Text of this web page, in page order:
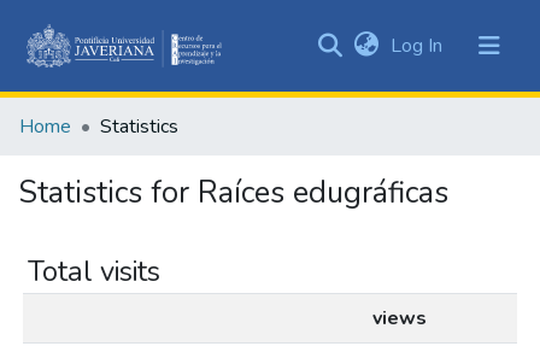
&
All of DSpace
Log In (current)
Home Statistics
Statistics for Raíces edugráficas
Total visits
views